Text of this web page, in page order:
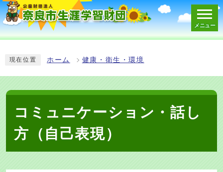
メニュー
現在位置 ホーム 健康・衛生・環境
コミュニケーション・話し
方（自己表現）